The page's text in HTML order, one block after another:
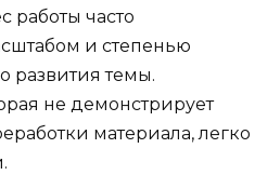
работы часто
и степенью
развития темы.
не демонстрирует
материала, легко